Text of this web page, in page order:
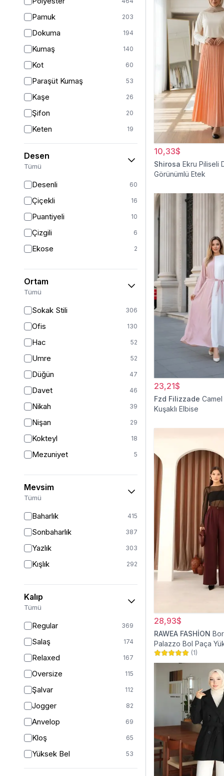
Pamuk 203
Dokuma 194
Kumaş 140
Kot 60
Paraşüt Kumaş 53
Kaşe 26
Şifon 20
Keten 19
Saten 15
Krep 14
Peluş 2
Jarse
Kadife
Süet
Sandy
Desen
Tümü
Desenli 60
Çiçekli 16
Puantiyeli 10
Çizgili 6
Ekose 2
Ortam
Tümü
Sokak Stili 306
Ofis 130
Hac 52
Umre 52
Düğün 47
Davet 46
Nikah 39
Nişan 29
Kokteyl 18
Mezuniyet 5
Mevsim
Tümü
Baharlık 415
Sonbaharlık 387
Yazlık 303
Kışlık 292
Kalıp
Tümü
Regular 369
Salaş 174
Relaxed 167
Oversize 115
Şalvar 112
Jogger 82
Anvelop 69
Kloş 65
Yüksek Bel 53
Geniş Paça 41
10,33$
Shirosa Ekru Piliseli
Görünümlü Etek
23,21$
Fzd Filizzade Camel
Kuşaklı Elbise
28,93$
RAWEA FASHİON
Palazzo Bol Paça
Tesettür Pantolon
(1)